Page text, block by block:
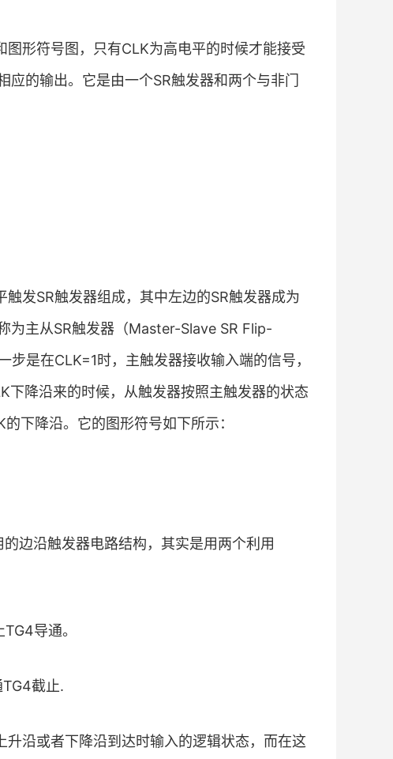
形符号图，只有CLK为高电平的时候才能接受
的输出。它是由一个SR触发器和两个与非门
发SR触发器组成，其中左边的SR触发器成为
为主从SR触发器（Master-Slave SR Flip-
是在CLK=1时，主触发器接收输入端的信号，
降沿来的时候，从触发器按照主触发器的状态
下降沿。它的图形符号如下所示：
边沿触发器电路结构，其实是用两个利用
导通。
TG4截止.
沿或者下降沿到达时输入的逻辑状态，而在这